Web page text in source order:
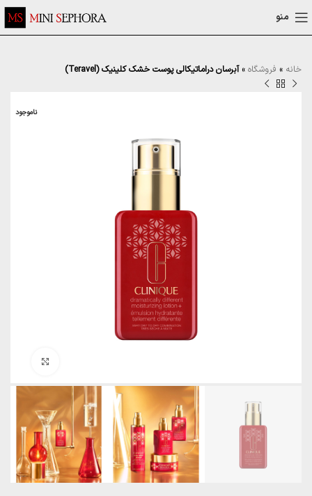
منو
خانه » فروشگاه »آبرسان دراماتیکالی پوست خشک کلینیک (Teravel)
ناموجود